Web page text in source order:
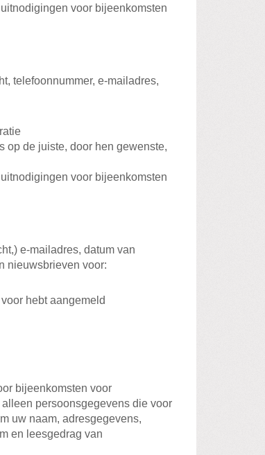
voor bijeenkomsten
telefoonnummer, e-mailadres,
op de juiste, door hen gewenste,
voor bijeenkomsten
e-mailadres, datum van
nieuwsbrieven voor:
hebt aangemeld
bijeenkomsten voor
persoonsgegevens die voor
uw naam, adresgegevens,
en leesgedrag van